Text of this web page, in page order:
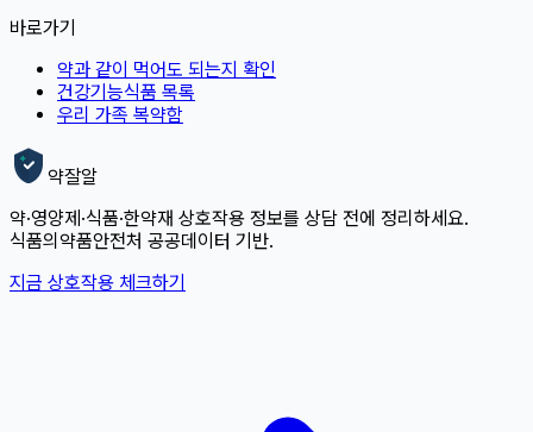
바로가기
약과 같이 먹어도 되는지 확인
건강기능식품 목록
우리 가족 복약함
약잘알
약·영양제·식품·한약재 상호작용 정보를 상담 전에 정리하세요.
식품의약품안전처 공공데이터 기반.
지금 상호작용 체크하기